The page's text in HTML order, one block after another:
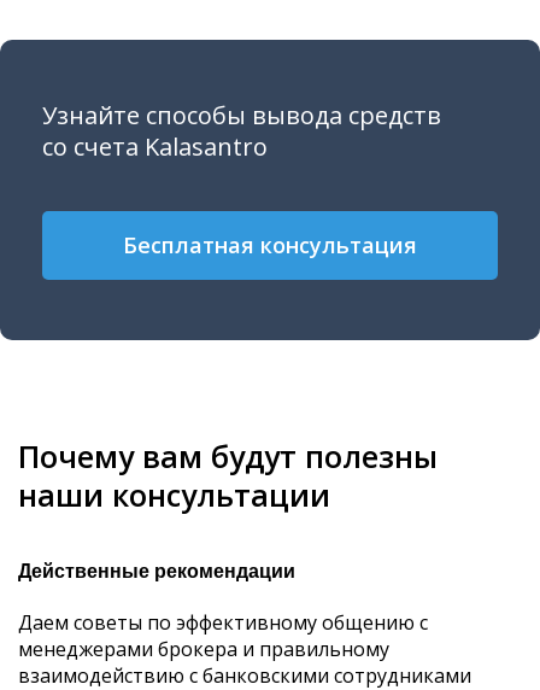
Узнайте способы вывода средств
со счета Kalasantro
Бесплатная консультация
Почему вам будут полезны
наши консультации
Действенные рекомендации
Даем советы по эффективному общению с
менеджерами брокера и правильному
взаимодействию с банковскими сотрудниками